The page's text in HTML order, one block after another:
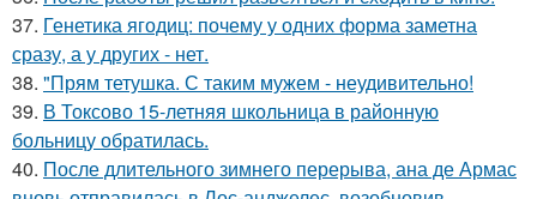
37. Генетика ягодиц: почему у одних форма заметна
сразу, а у других - нет.
38. "Прям тетушка. С таким мужем - неудивительно!
39. В Токсово 15-летняя школьница в районную
больницу обратилась.
40. После длительного зимнего перерыва, ана де Армас